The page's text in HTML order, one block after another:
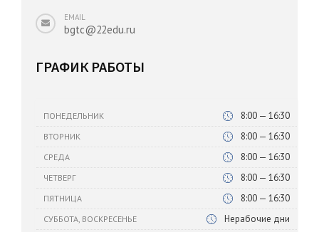
EMAIL
bgtc@22edu.ru
ГРАФИК РАБОТЫ
ПОНЕДЕЛЬНИК 8:00 — 16:30
ВТОРНИК 8:00 — 16:30
СРЕДА 8:00 — 16:30
ЧЕТВЕРГ 8:00 — 16:30
ПЯТНИЦА 8:00 — 16:30
СУББОТА, ВОСКРЕСЕНЬЕ Нерабочие дни